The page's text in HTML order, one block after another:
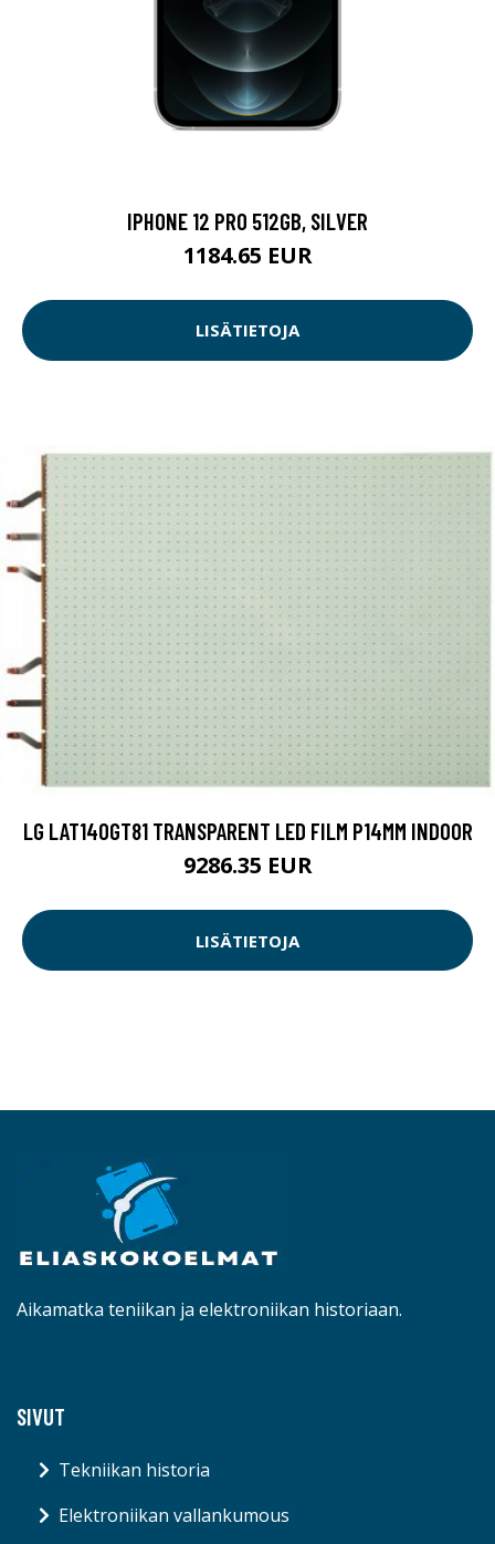
IPHONE 12 PRO 512GB, SILVER
1184.65 EUR
LISÄTIETOJA
LG LAT140GT81 TRANSPARENT LED FILM P14MM INDOOR
9286.35 EUR
LISÄTIETOJA
Aikamatka teniikan ja elektroniikan historiaan.
SIVUT
Tekniikan historia
Elektroniikan vallankumous